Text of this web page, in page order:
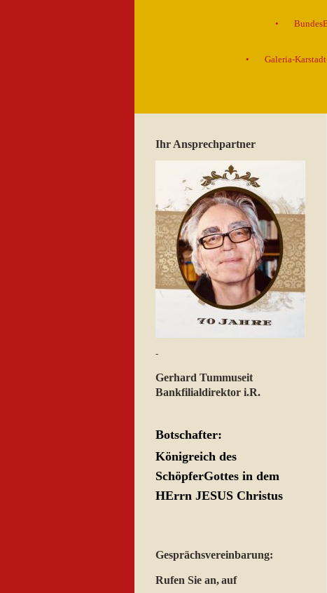
Galeria-
Ihr Ansprechpartner
-
Gerhard Tummuseit
Bankfilialdirektor i.R.
Botschafter:
Königreich des
SchöpferGottes in dem
HErrn JESUS Christus
Gesprächsvereinbarung:
Rufen Sie an,auf